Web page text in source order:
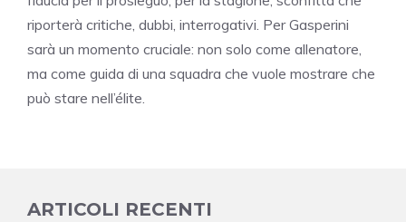
riporterà critiche, dubbi, interrogativi. Per Gasperini
sarà un momento cruciale: non solo come allenatore,
ma come guida di una squadra che vuole mostrare che
può stare nell’élite.
ARTICOLI RECENTI